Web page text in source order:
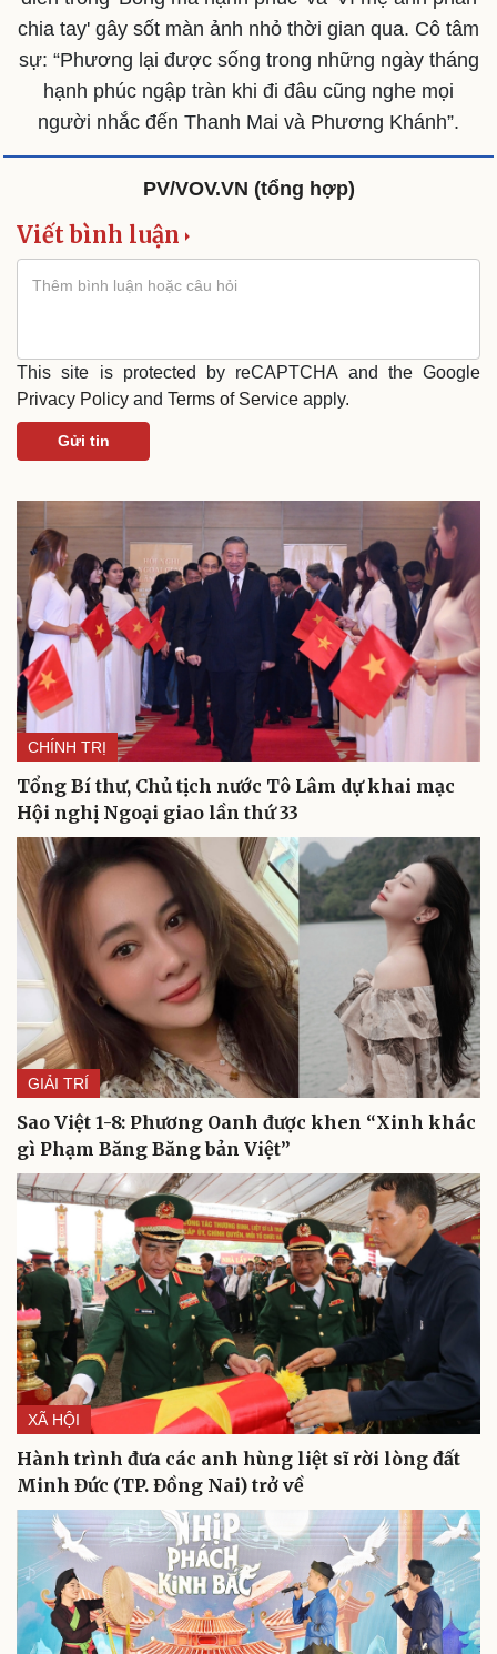
Văn hóa
Sân khấu - Điện ảnh
Di sản
Giải trí
Du lịch
Tư vấn
Săn Tour
check-in
Podcast
Câu chuyện thời sự
Đọc truyện đêm khuya
Cửa sổ tình yêu
Kể chuyện cho bé
Hạt giống tâm hồn
chia tay' gây sốt màn ảnh nhỏ thời gian qua. Cô tâm
sự: “Phương lại được sống trong những ngày tháng
hạnh phúc ngập tràn khi đi đâu cũng nghe mọi
người nhắc đến Thanh Mai và Phương Khánh”.
PV/VOV.VN (tổng hợp)
Viết bình luận
This site is protected by reCAPTCHA and the Google
Privacy Policy and Terms of Service apply.
Gửi tin
CHÍNH TRỊ
Tổng Bí thư, Chủ tịch nước Tô Lâm dự khai mạc
Hội nghị Ngoại giao lần thứ 33
GIẢI TRÍ
Sao Việt 1-8: Phương Oanh được khen “Xinh khác
gì Phạm Băng Băng bản Việt”
XÃ HỘI
Hành trình đưa các anh hùng liệt sĩ rời lòng đất
Minh Đức (TP. Đồng Nai) trở về